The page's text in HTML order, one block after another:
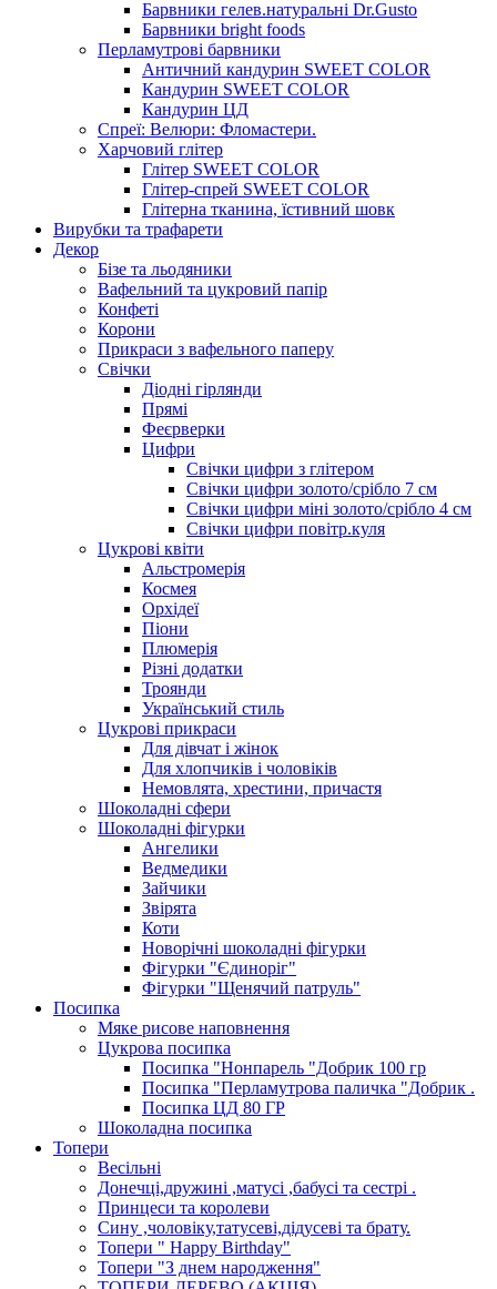
Барвники гелев.натуральні Dr.Gusto
Барвники bright foods
Перламутрові барвники
Античний кандурин SWEET COLOR
Кандурин SWEET COLOR
Кандурин ЦД
Спреї: Велюри: Фломастери.
Харчовий глітер
Глітер SWEET COLOR
Глітер-спрей SWEET COLOR
Глітерна тканина, їстивний шовк
Вирубки та трафарети
Декор
Бізе та льодяники
Вафельний та цукровий папір
Конфеті
Корони
Прикраси з вафельного паперу
Свічки
Діодні гірлянди
Прямі
Феєрверки
Цифри
Свічки цифри з глітером
Свічки цифри золото/срібло 7 см
Свічки цифри міні золото/срібло 4 см
Свічки цифри повітр.куля
Цукрові квіти
Альстромерія
Космея
Орхідеї
Піони
Плюмерія
Різні додатки
Троянди
Український стиль
Цукрові прикраси
Для дівчат і жінок
Для хлопчиків і чоловіків
Немовлята, хрестини, причастя
Шоколадні сфери
Шоколадні фігурки
Ангелики
Ведмедики
Зайчики
Звірята
Коти
Новорічні шоколадні фігурки
Фігурки "Єдиноріг"
Фігурки "Щенячий патруль"
Посипка
Мяке рисове наповнення
Цукрова посипка
Посипка "Нонпарель "Добрик 100 гр
Посипка "Перламутрова паличка "Добрик .
Посипка ЦД 80 ГР
Шоколадна посипка
Топери
Весільні
Донечці,дружині ,матусі ,бабусі та сестрі .
Принцеси та королеви
Сину ,чоловіку,татусеві,дідусеві та брату.
Топери " Happy Birthday"
Топери "З днем народження"